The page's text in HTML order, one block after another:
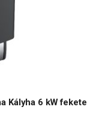
Kályha 6 kW fekete